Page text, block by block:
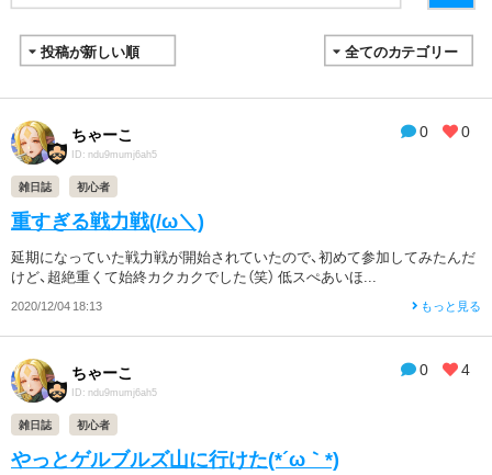
0 0
ちゃーこ
ID: ndu9mumj6ah5
雑日誌 初心者
重すぎる戦力戦(/ω＼)
延期になっていた戦力戦が開始されていたので、初めて参加してみたんだ
けど、超絶重くて始終カクカクでした（笑） 低スぺあいほ...
2020/12/04 18:13 もっと見る
0 4
ちゃーこ
ID: ndu9mumj6ah5
雑日誌 初心者
やっとゲルブルズ山に行けた(*´ω｀*)